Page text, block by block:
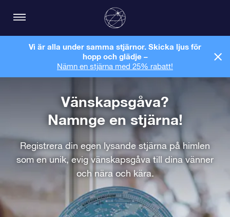
Vi är alla under samma stjärnor. Skicka ljus för
hopp och glädje –
Nämn en stjärna med 25% rabatt!
Vänskapsgåva?
Namnge en stjärna!
Registrera din egen lysande stjärna på himlen
som en unik, evig vänskapsgåva till dina vänner
och nära och kära.